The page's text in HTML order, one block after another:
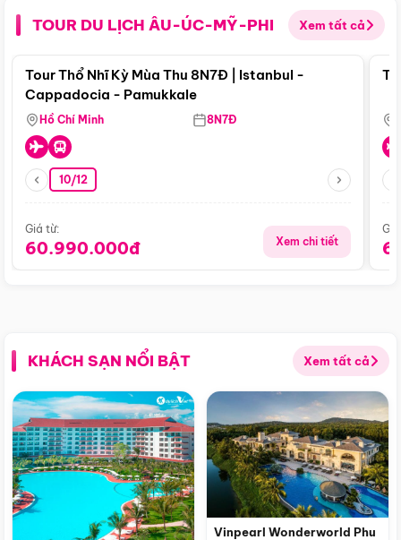
TOUR DU LỊCH ÂU-ÚC-MỸ-PHI Xem tất cả
Điểm nổi bật
Tour Thổ Nhĩ Kỳ Mùa Thu 8N7Đ | Istanbul -
Cappadocia - Pamukkale
Hồ Chí Minh 8N7Đ
10/12
Giá từ:
60.990.000đ Xem chi tiết
KHÁCH SẠN NỔI BẬT Xem tất cả
Vinpearl Wonderworld Phu